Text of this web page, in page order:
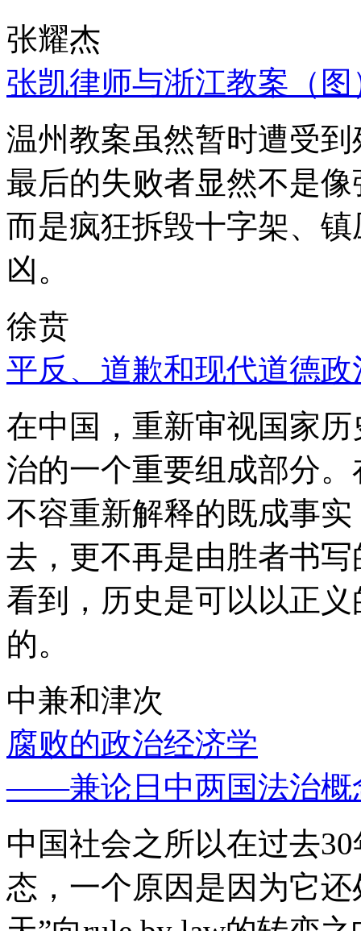
张耀杰
张凯律师与浙江教案（图
温州教案虽然暂时遭受
最后的失败者显然不是
而是疯狂拆毁十字架、
凶。
徐贲
平反、道歉和现代道德政
在中国，重新审视国家
治的一个重要组成部分
不容重新解释的既成事
去，更不再是由胜者书
看到，历史是可以以正
的。
中兼和津次
腐败的政治经济学
——兼论日中两国法治概
中国社会之所以在过去
态，一个原因是因为它